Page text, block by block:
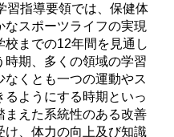
習指導要領では、保健体
スポーツライフの実現
までの12年間を見通し
期、多くの領域の学習
なくとも一つの運動やス
ようにする時期といっ
まえた系統性のある改善
け、体力の向上及び知識